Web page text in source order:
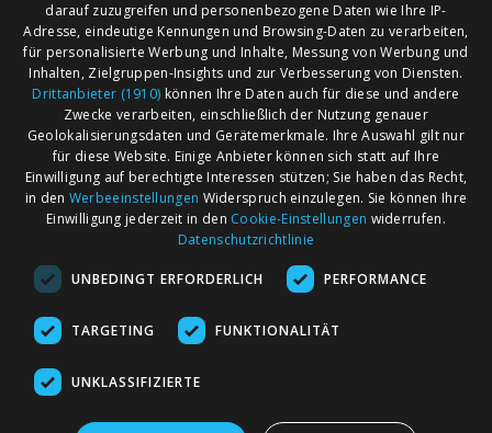
AGB
Impressum
Kontakt
Märkte nach Bundesländern
Märkte nach PLZ
Märkte nach Umkreis
Flohmarkt
darauf zuzugreifen und personenbezogene Daten wie Ihre IP-
Adresse, eindeutige Kennungen und Browsing-Daten zu verarbeiten,
für personalisierte Werbung und Inhalte, Messung von Werbung und
Inhalten, Zielgruppen-Insights und zur Verbesserung von Diensten.
Drittanbieter (1910) können Ihre Daten auch für diese und andere
Zwecke verarbeiten, einschließlich der Nutzung genauer
Geolokalisierungsdaten und Gerätemerkmale. Ihre Auswahl gilt nur
für diese Website. Einige Anbieter können sich statt auf Ihre
Einwilligung auf berechtigte Interessen stützen; Sie haben das Recht,
in den Werbeeinstellungen Widerspruch einzulegen. Sie können Ihre
Einwilligung jederzeit in den Cookie-Einstellungen widerrufen.
Datenschutzrichtlinie
UNBEDINGT ERFORDERLICH PERFORMANCE
TARGETING FUNKTIONALITÄT
UNKLASSIFIZIERTE